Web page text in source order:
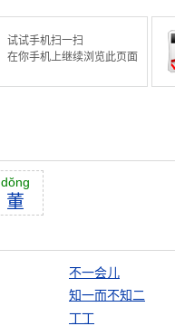
试试手机扫一扫
在你手机上继续浏览此页面
dŏng
董
不一会儿
知一而不知二
丁丁